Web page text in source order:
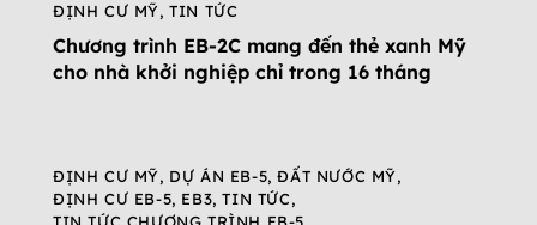
ĐỊNH CƯ MỸ,TIN TỨC
Chương trình EB-2C mang đến thẻ xanh Mỹ
cho nhà khởi nghiệp chỉ trong 16 tháng
ĐỊNH CƯ MỸ, DỰ ÁN EB-5,ĐẤT NƯỚC MỸ,
ĐỊNH CƯ EB-5, EB3,TIN TỨC,